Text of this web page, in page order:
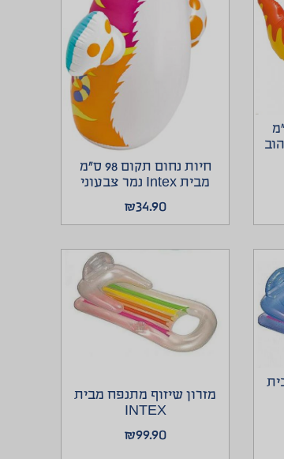
98 ס”מ
חיות נחום תקום 98 ס”מ
מבית Intex נמר צבעוני
₪34.90
מזרון שיזוף מתנפח מבית
INTEX
₪99.90